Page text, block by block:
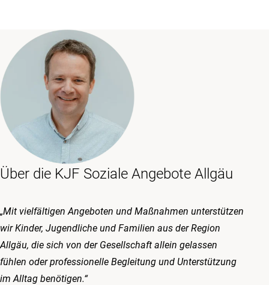
Über die KJF Soziale Angebote Allgäu
„Mit vielfältigen Angeboten und Maßnahmen unterstützen
wir Kinder, Jugendliche und Familien aus der Region
Allgäu, die sich von der Gesellschaft allein gelassen
fühlen oder professionelle Begleitung und Unterstützung
im Alltag benötigen.“